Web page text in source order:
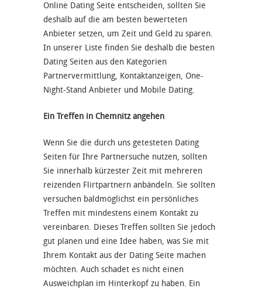
Online Dating Seite entscheiden, sollten Sie
deshalb auf die am besten bewerteten
Anbieter setzen, um Zeit und Geld zu sparen.
In unserer Liste finden Sie deshalb die besten
Dating Seiten aus den Kategorien
Partnervermittlung, Kontaktanzeigen, One-
Night-Stand Anbieter und Mobile Dating.
Ein Treffen in Chemnitz angehen
Wenn Sie die durch uns getesteten Dating
Seiten für Ihre Partnersuche nutzen, sollten
Sie innerhalb kürzester Zeit mit mehreren
reizenden Flirtpartnern anbändeln. Sie sollten
versuchen baldmöglichst ein persönliches
Treffen mit mindestens einem Kontakt zu
vereinbaren. Dieses Treffen sollten Sie jedoch
gut planen und eine Idee haben, was Sie mit
Ihrem Kontakt aus der Dating Seite machen
möchten. Auch schadet es nicht einen
Ausweichplan im Hinterkopf zu haben. Ein